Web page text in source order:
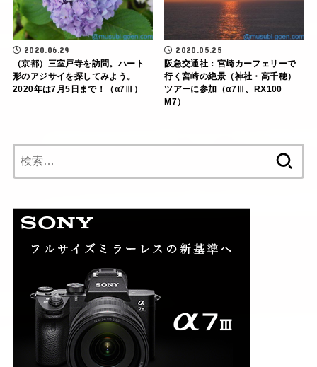
2020.06.29
（京都）三室戸寺を訪問。ハート
形のアジサイを探してみよう。
2020年は7月5日まで！（α7Ⅲ）
2020.05.25
阪急交通社：宮崎カーフェリーで
行く宮崎の絶景（神社・高千穂）
ツアーに参加（α7Ⅲ、RX100
M7）
索: